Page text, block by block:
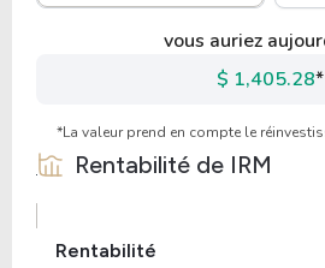
vous auriez
$ 1,405.28*
*La valeur prend en compte le
Rentabilité de IRM
Rentabilité